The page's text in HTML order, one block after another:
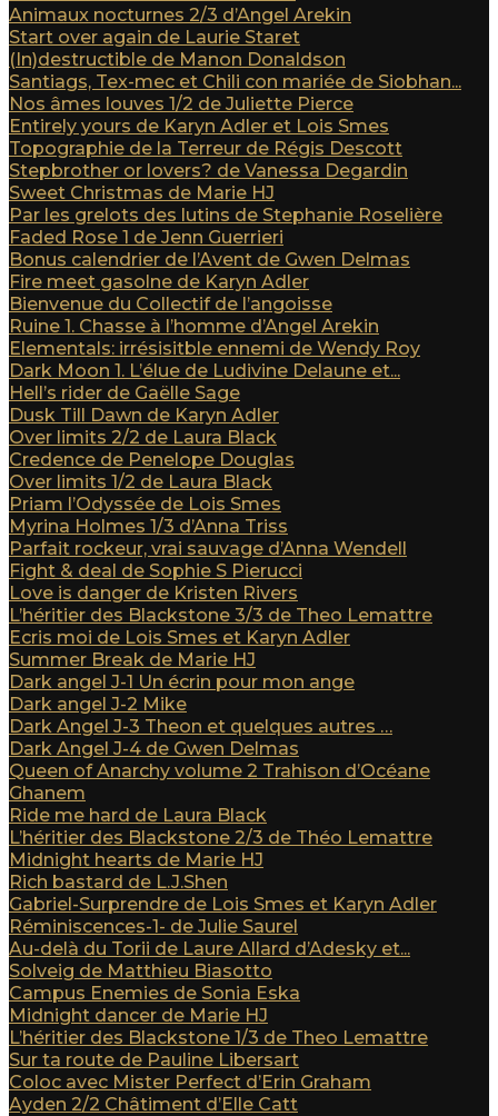
Animaux nocturnes 2/3 d’Angel Arekin
Start over again de Laurie Staret
(In)destructible de Manon Donaldson
Santiags, Tex-mec et Chili con mariée de Siobhan...
Nos âmes louves 1/2 de Juliette Pierce
Entirely yours de Karyn Adler et Lois Smes
Topographie de la Terreur de Régis Descott
Stepbrother or lovers? de Vanessa Degardin
Sweet Christmas de Marie HJ
Par les grelots des lutins de Stephanie Roselière
Faded Rose 1 de Jenn Guerrieri
Bonus calendrier de l’Avent de Gwen Delmas
Fire meet gasolne de Karyn Adler
Bienvenue du Collectif de l’angoisse
Ruine 1. Chasse à l’homme d’Angel Arekin
Elementals: irrésisitble ennemi de Wendy Roy
Dark Moon 1. L’élue de Ludivine Delaune et...
Hell’s rider de Gaëlle Sage
Dusk Till Dawn de Karyn Adler
Over limits 2/2 de Laura Black
Credence de Penelope Douglas
Over limits 1/2 de Laura Black
Priam l’Odyssée de Lois Smes
Myrina Holmes 1/3 d’Anna Triss
Parfait rockeur, vrai sauvage d’Anna Wendell
Fight & deal de Sophie S Pierucci
Love is danger de Kristen Rivers
L’héritier des Blackstone 3/3 de Theo Lemattre
Ecris moi de Lois Smes et Karyn Adler
Summer Break de Marie HJ
Dark angel J-1 Un écrin pour mon ange
Dark angel J-2 Mike
Dark Angel J-3 Theon et quelques autres …
Dark Angel J-4 de Gwen Delmas
Queen of Anarchy volume 2 Trahison d’Océane
Ghanem
Ride me hard de Laura Black
L’héritier des Blackstone 2/3 de Théo Lemattre
Midnight hearts de Marie HJ
Rich bastard de L.J.Shen
Gabriel-Surprendre de Lois Smes et Karyn Adler
Réminiscences-1- de Julie Saurel
Au-delà du Torii de Laure Allard d’Adesky et...
Solveig de Matthieu Biasotto
Campus Enemies de Sonia Eska
Midnight dancer de Marie HJ
L’héritier des Blackstone 1/3 de Theo Lemattre
Sur ta route de Pauline Libersart
Coloc avec Mister Perfect d’Erin Graham
Ayden 2/2 Châtiment d’Elle Catt